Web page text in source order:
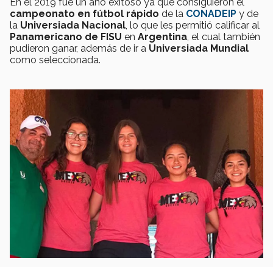
campeonato en fútbol rápido de la CONADEIP y de
la Universiada Nacional, lo que les permitió calificar al
Panamericano de FISU en Argentina, el cual también
pudieron ganar, además de ir a Universiada Mundial
como seleccionada.